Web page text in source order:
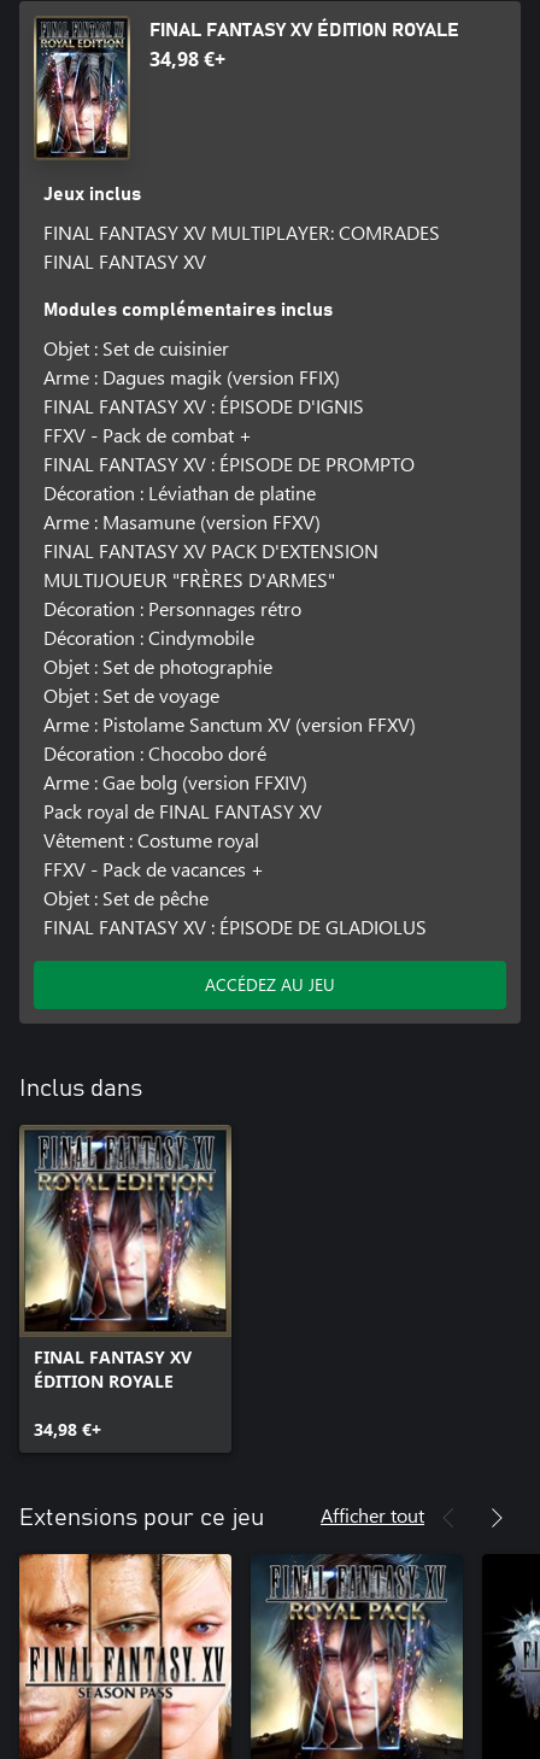
FINAL FANTASY XV ÉDITION ROYALE
34,98 €+
Jeux inclus
FINAL FANTASY XV MULTIPLAYER: COMRADES
FINAL FANTASY XV
Modules complémentaires inclus
Objet : Set de cuisinier
Arme : Dagues magik (version FFIX)
FINAL FANTASY XV : ÉPISODE D'IGNIS
FFXV - Pack de combat +
FINAL FANTASY XV : ÉPISODE DE PROMPTO
Décoration : Léviathan de platine
Arme : Masamune (version FFXV)
FINAL FANTASY XV PACK D'EXTENSION
MULTIJOUEUR "FRÈRES D'ARMES"
Décoration : Personnages rétro
Décoration : Cindymobile
Objet : Set de photographie
Objet : Set de voyage
Arme : Pistolame Sanctum XV (version FFXV)
Décoration : Chocobo doré
Arme : Gae bolg (version FFXIV)
Pack royal de FINAL FANTASY XV
Vêtement : Costume royal
FFXV - Pack de vacances +
Objet : Set de pêche
FINAL FANTASY XV : ÉPISODE DE GLADIOLUS
ACCÉDEZ AU JEU
Inclus dans
FINAL FANTASY XV
ÉDITION ROYALE
34,98 €+
Extensions pour ce jeu Afficher tout